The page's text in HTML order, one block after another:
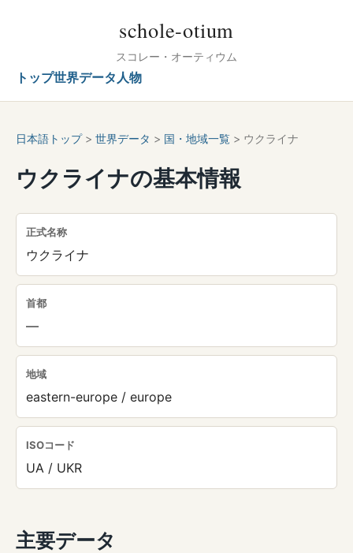
schole-otium
スコレー・オーティウム
トップ世界データ 人物
日本語トップ> 世界データ > 国・地域一覧 > ウクライナ
ウクライナの基本情報
正式名称
ウクライナ
首都
—
地域
eastern-europe / europe
ISOコード
UA / UKR
主要データ